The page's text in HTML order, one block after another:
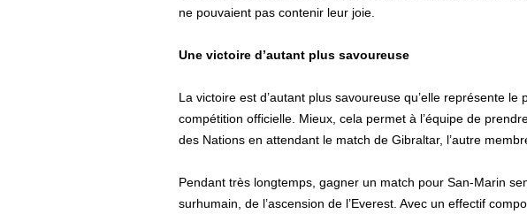
ne pouvaient pas contenir leur joie.
Une victoire d’autant plus savoureuse
La victoire est d’autant plus savoureuse qu’elle représente
compétition officielle. Mieux, cela permet à l’équipe de
des Nations en attendant le match de Gibraltar, l’autre
Pendant très longtemps, gagner un match pour San-Marin
surhumain, de l’ascension de l’Everest. Avec un effectif